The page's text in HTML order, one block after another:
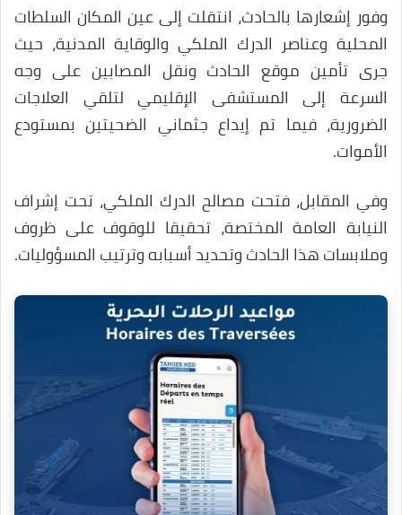
وفور إشعارها بالحادث، انتقلت إلى عين المكان السلطات
المحلية وعناصر الدرك الملكي والوقاية المدنية، حيث
جرى تأمين موقع الحادث ونقل المصابين على وجه
السرعة إلى المستشفى الإقليمي لتلقي العلاجات
الضرورية، فيما تم إيداع جثماني الضحيتين بمستودع
الأموات.
وفي المقابل، فتحت مصالح الدرك الملكي، تحت إشراف
النيابة العامة المختصة، تحقيقا للوقوف على ظروف
وملابسات هذا الحادث وتحديد أسبابه وترتيب المسؤوليات.